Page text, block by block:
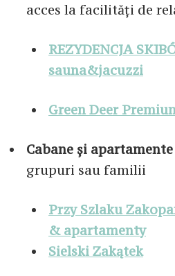
acces la facilități de
REZYDENCJA
sauna&jacuzzi
Green Deer
Cabane și apartamente
grupuri sau familii
Przy Szlaku
& apartamenty
Sielski Zakątek